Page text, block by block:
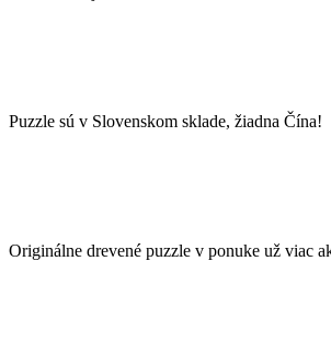
Puzzle sú v Slovenskom sklade, žiadna Čína!
Originálne drevené puzzle v ponuke už viac